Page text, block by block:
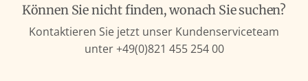
ä
r
e
Können Sie nicht finden, wonach Sie suchen?
Kontaktieren Sie jetzt unser Kundenserviceteam
unter +49(0)821 455 254 00